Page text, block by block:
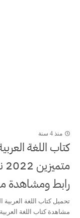
منذ 4 سنة
كتاب اللغة
رابط ومشاهدة